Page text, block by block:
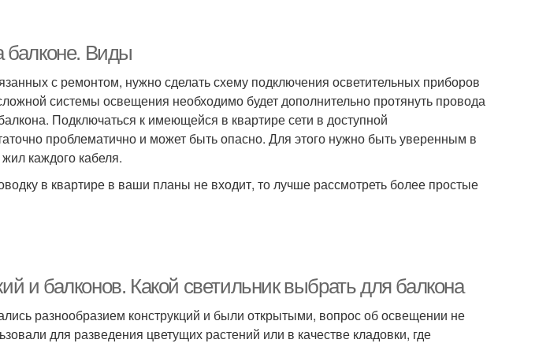
балконе. Виды
с ремонтом, нужно сделать схему подключения осветительных приборов
системы освещения необходимо будет дополнительно протянуть провода
Подключаться к имеющейся в квартире сети в доступной
проблематично и может быть опасно. Для этого нужно быть уверенным в
каждого кабеля.
в квартире в ваши планы не входит, то лучше рассмотреть более простые
и балконов. Какой светильник выбрать для балкона
разнообразием конструкций и были открытыми, вопрос об освещении не
для разведения цветущих растений или в качестве кладовки, где